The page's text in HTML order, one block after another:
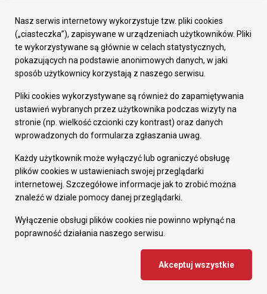
Załatw sprawę
Prezydent Miasta
Rada Miasta
Wydziały
Elektroniczna Skrzynka Podawcza
Gospodarka
Fundusze europejskie
Środki krajowe
Oferty inwestycyjne
Pozostałe
Deklaracja dostępności
Dane osobowe
Dodaj opinię o witrynie
Projekt i wdrożenie - MIGOMEDIA
Nasz serwis internetowy wykorzystuje tzw. pliki cookies
(„ciasteczka”), zapisywane w urządzeniach użytkowników. Pliki
te wykorzystywane są głównie w celach statystycznych,
pokazujących na podstawie anonimowych danych, w jaki
sposób użytkownicy korzystają z naszego serwisu.
Pliki cookies wykorzystywane są również do zapamiętywania
ustawień wybranych przez użytkownika podczas wizyty na
stronie (np. wielkość czcionki czy kontrast) oraz danych
wprowadzonych do formularza zgłaszania uwag.
Każdy użytkownik może wyłączyć lub ograniczyć obsługę
plików cookies w ustawieniach swojej przeglądarki
internetowej. Szczegółowe informacje jak to zrobić można
znaleźć w dziale pomocy danej przeglądarki.
Wyłączenie obsługi plików cookies nie powinno wpłynąć na
poprawność działania naszego serwisu.
Akceptuj wszystkie